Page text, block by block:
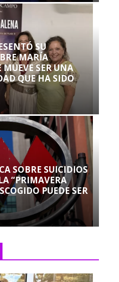
SU
MARÍA
SER UNA
QUE HA SIDO
SOBRE SUICIDIOS
“PRIMAVERA
PUEDE SER